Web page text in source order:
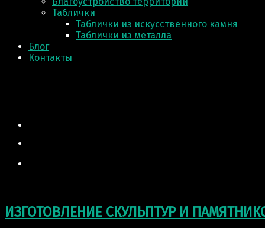
Таблички
Таблички из искусственного камня
Таблички из металла
Блог
Контакты
ИЗГОТОВЛЕНИЕ СКУЛЬПТУР И